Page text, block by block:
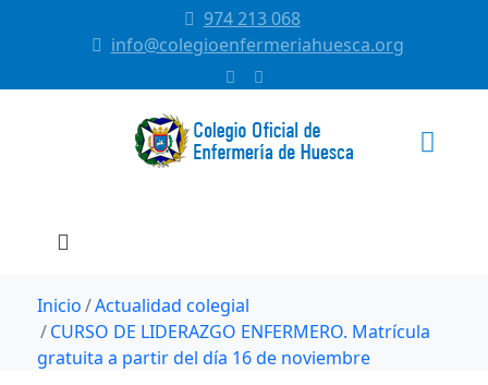
974 213 068
info@colegioenfermeriahuesca.org
Inicio Actualidad colegial
CURSO DE LIDERAZGO ENFERMERO. Matrícula
gratuita a partir del día 16 de noviembre